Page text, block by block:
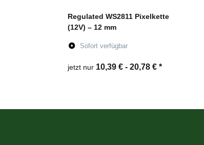
Regulated WS2811 Pixelkette
(12V) – 12 mm
Sofort verfügbar
jetzt nur 10,39 € - 20,78 € *